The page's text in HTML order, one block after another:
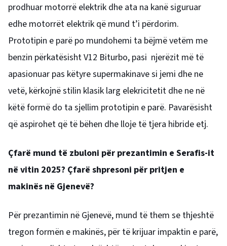
prodhuar motorrë elektrik dhe ata na kanë siguruar
edhe motorrët elektrik që mund t’i përdorim.
Prototipin e parë po mundohemi ta bëjmë vetëm me
benzin përkatësisht V12 Biturbo, pasi njerëzit më të
apasionuar pas këtyre supermakinave si jemi dhe ne
vetë, kërkojnë stilin klasik larg elekricitetit dhe ne në
këtë formë do ta sjellim prototipin e parë. Pavarësisht
që aspirohet që të bëhen dhe lloje të tjera hibride etj.
Çfarë mund të zbuloni për prezantimin e Serafis-it
në vitin 2025? Çfarë shpresoni për pritjen e
makinës në Gjenevë?
Për prezantimin në Gjenevë, mund të them se thjeshtë
tregon formën e makinës, për të krijuar impaktin e parë,